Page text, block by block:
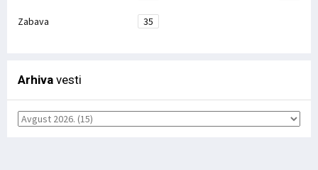
Zabava 35
Arhiva vesti